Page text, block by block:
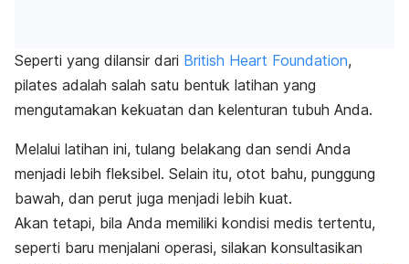
Seperti yang dilansir dari British Heart Foundation,
pilates adalah salah satu bentuk latihan yang
mengutamakan kekuatan dan kelenturan tubuh Anda.
Melalui latihan ini, tulang belakang dan sendi Anda
menjadi lebih fleksibel. Selain itu, otot bahu, punggung
bawah, dan perut juga menjadi lebih kuat.
Akan tetapi, bila Anda memiliki kondisi medis tertentu,
seperti baru menjalani operasi, silakan konsultasikan